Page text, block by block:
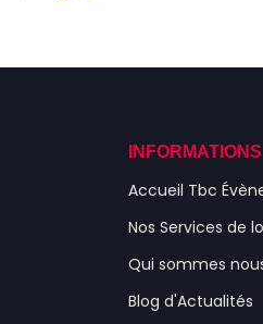
INFORMATIONS
Accueil Tbc
Nos Services de
Qui sommes
Blog d'Actualités